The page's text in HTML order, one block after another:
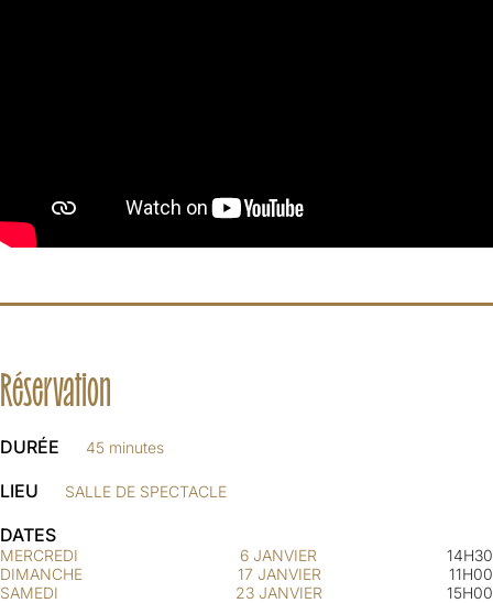
Réservation
DURÉE 45 minutes
LIEU SALLE DE SPECTACLE
DATES
MERCREDI 6 JANVIER
14H30
DIMANCHE
17 JANVIER
11H00
SAMEDI
23 JANVIER 15H00